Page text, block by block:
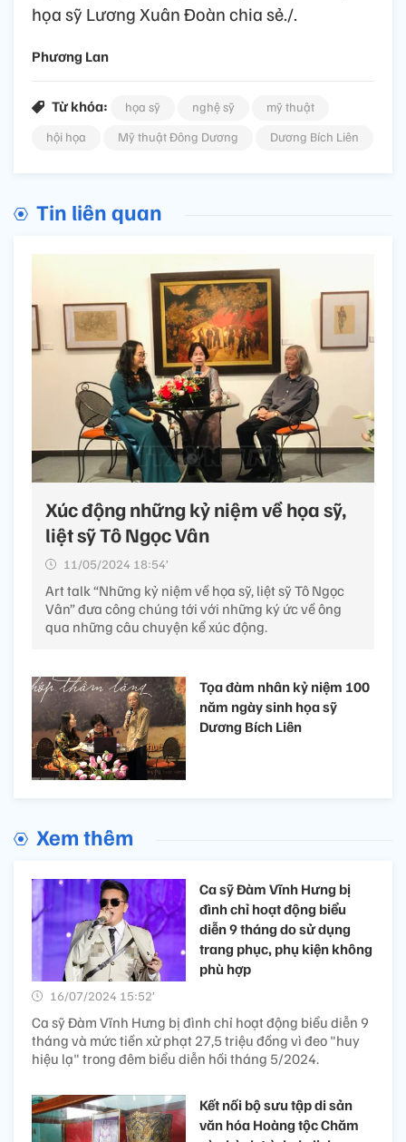
họa sỹ Lương Xuân Đoàn chia sẻ./.
Phương Lan
Từ khóa: họa sỹ nghệ sỹ
mỹ thuật
hội họa
Mỹ thuật Đông Dương Dương Bích Liên
Tin liên quan
Xúc động những kỷ niệm về họa sỹ,
liệt sỹ Tô Ngọc Vân
11/05/2024 18:54’
Art talk “Những kỷ niệm về họa sỹ, liệt sỹ Tô Ngọc
Vân” đưa công chúng tới với những ký ức về ông
qua những câu chuyện kể xúc động.
Tọa đàm nhân kỷ niệm 100
năm ngày sinh họa sỹ
Dương Bích Liên
Xem thêm
Ca sỹ Đàm Vĩnh Hưng bị
đình chỉ hoạt động biểu
diễn 9 tháng do sử dụng
trang phục, phụ kiện không
phù hợp
16/07/2024 15:52’
Ca sỹ Đàm Vĩnh Hưng bị đình chỉ hoạt động biểu diễn 9
tháng và mức tiền xử phạt 27,5 triệu đồng vì đeo "huy
hiệu lạ" trong đêm biểu diễn hồi tháng 5/2024.
Kết nối bộ sưu tập di sản
văn hóa Hoàng tộc Chăm